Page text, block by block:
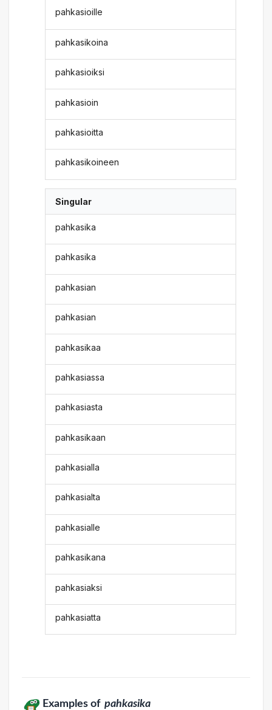
pahkasioille
pahkasikoina
pahkasioiksi
pahkasioin
pahkasioitta
pahkasikoineen
Singular
pahkasika
pahkasika
pahkasian
pahkasian
pahkasikaa
pahkasiassa
pahkasiasta
pahkasikaan
pahkasialla
pahkasialta
pahkasialle
pahkasikana
pahkasiaksi
pahkasiatta
Examples of pahkasika